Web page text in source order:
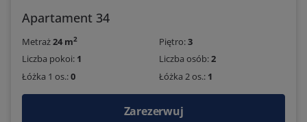
Apartament 34
Metraż24 m2 Piętro:3
Liczba pokoi: 1 Liczba osób:2
Łóżka 1 os.:0 Łóżka 2 os.: 1
Zarezerwuj